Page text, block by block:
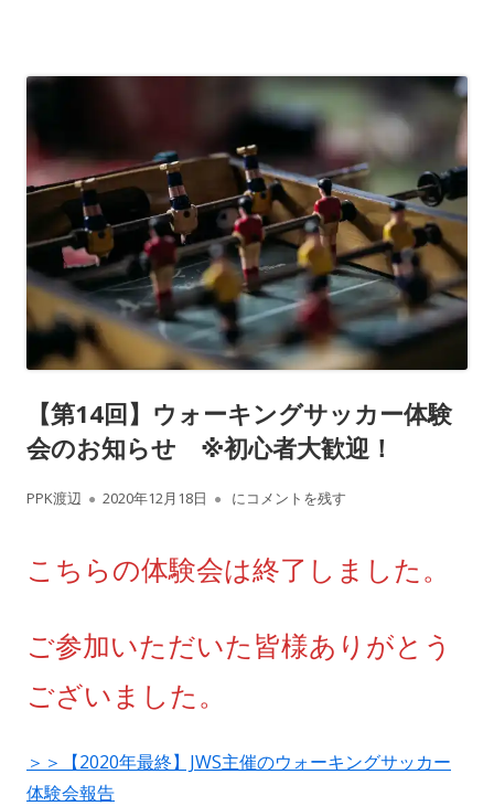
【第14回】ウォーキングサッカー体験
会のお知らせ ※初心者大歓迎！
作
者
PPK渡辺
公
日
2020年12月18日 【第14回】ウォーキングサッカー体験
にコメントを残す
こちらの体験会は終了しました。
ご参加いただいた皆様ありがとう
ございました。
＞＞【2020年最終】JWS主催のウォーキングサッカー
体験会報告